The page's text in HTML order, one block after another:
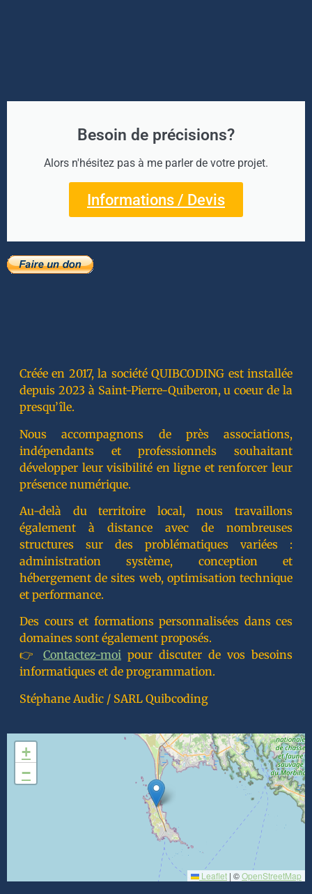
Besoin de précisions?
Alors n'hésitez pas à me parler de votre projet.
Informations / Devis
Créée en 2017, la société QUIBCODING est installée
depuis 2023 à Saint-Pierre-Quiberon, u coeur de la
presqu’île.
Nous accompagnons de près associations,
indépendants et professionnels souhaitant
développer leur visibilité en ligne et renforcer leur
présence numérique.
Au-delà du territoire local, nous travaillons
également à distance avec de nombreuses
structures sur des problématiques variées :
administration système, conception et
hébergement de sites web, optimisation technique
et performance.
Des cours et formations personnalisées dans ces
domaines sont également proposés.
👉 Contactez-moi pour discuter de vos besoins
informatiques et de programmation.
Stéphane Audic / SARL Quibcoding
+
−
Leaflet | ©OpenStreetMap